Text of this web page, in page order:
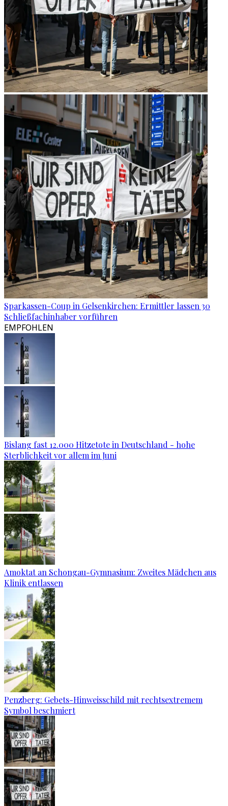
Sparkassen-Coup in Gelsenkirchen: Ermittler lassen 30
Schließfachinhaber vorführen
EMPFOHLEN
Bislang fast 12.000 Hitzetote in Deutschland - hohe
Sterblichkeit vor allem im Juni
Amoktat an Schongau-Gymnasium: Zweites Mädchen aus
Klinik entlassen
Penzberg: Gebets-Hinweisschild mit rechtsextremem
Symbol beschmiert